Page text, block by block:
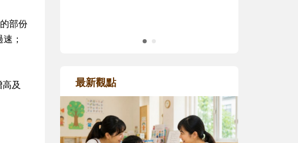
部份
；
及
最新觀點